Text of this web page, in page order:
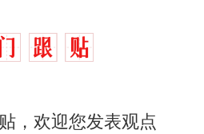
，欢迎您发表观点